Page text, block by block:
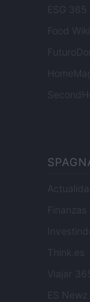
ESG 365
Food Wiki
Think.es
Viajar
ES Newz